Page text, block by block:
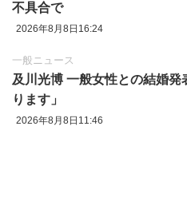
不具合で
2026年8月8日16:24
一般ニュース
及川光博 一般女性との結婚
ります」
2026年8月8日11:46